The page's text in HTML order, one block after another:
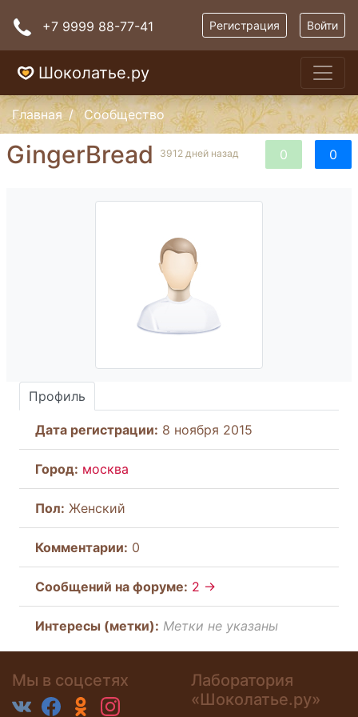
+7 9999 88-77-41 Регистрация Войти
Шоколатье.ру
Главная Сообщество
0 0
GingerBread 3912 дней назад
Профиль
Дата регистрации: 8 ноября 2015
Город: москва
Пол: Женский
Комментарии: 0
Cообщений на форуме: 2 →
Интересы (метки): Метки не указаны
Мы в соцсетях
Лаборатория
«Шоколатье.ру»